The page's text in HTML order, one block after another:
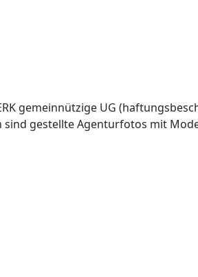
gemeinnützige UG
sind gestellte Agenturfotos mit